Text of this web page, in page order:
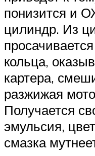
понизится и
цилиндр. Из
кольца,
картера,
разжижая
Получается
эмульсия,
смазка